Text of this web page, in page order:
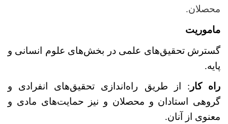
محصلان.
ماموریت
گسترش تحقیق‌های علمی در بخش‌های علوم انسانی و
پایه.
راه کار : از طریق راه‌اندازی تحقیق‌های انفرادی و
گروهی استادان و محصلان و نیز حمایت‌های مادی و
معنوی از آنان.